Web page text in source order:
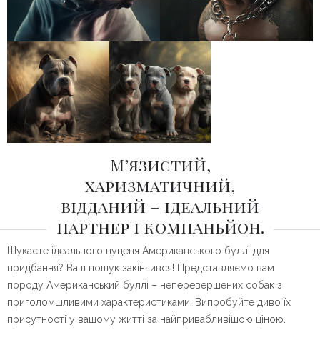
М’язистий,
харизматичний,
відданий – ідеальний
партнер і компаньйон.
Шукаєте ідеального цуценя Американського буллі для
придбання? Ваш пошук закінчився! Представляємо вам
породу Американський буллі – неперевершених собак з
приголомшливими характеристиками. Випробуйте диво їх
присутності у вашому житті за найпривабливішою ціною.